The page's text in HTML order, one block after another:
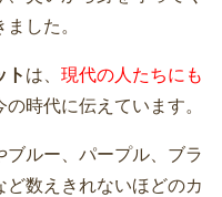
した。
ト は、 現代の人たちにも
時代に伝えています。
ルー、パープル、ブラ
数えきれないほどのカ